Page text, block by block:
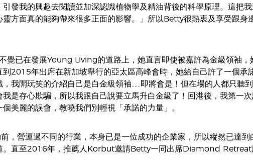
引發我的興趣去閱讀並加深認識植物學及精油背後的科學原理。這把
靈方面真的能夠帶來很多正面的影響。」所以Betty很熱衷及享受跟
覺已在發展Young Living的道路上，她直言即使被嘉許為金級領袖，
到2015年出席在新加坡舉行的亞太區高峰會時，她給自己許了一個
我開玩笑的介紹自己是白金級領袖……即將會是﹗但在場的人都只聽
是存心欺騙，所以我跟自己說要立馬升白金級了﹗回港後，我第一
美麗的誤會，教曉我們別輕視「承諾的力量」。
，營運過不同的行業，本身已是一位成功的企業家，所以縱然已達
。直至2016年，推薦人Korbut邀請Betty一同出席Diamond Retreat